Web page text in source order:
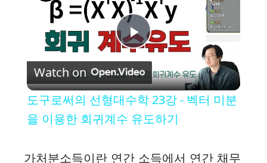
P
l
a
y
Watch on
도구로써의 선형대수학 23강 - 벡터 미분
을 이용한 회귀계수 유도하기
가처분소득이란 연간 소득에서 연간 채무